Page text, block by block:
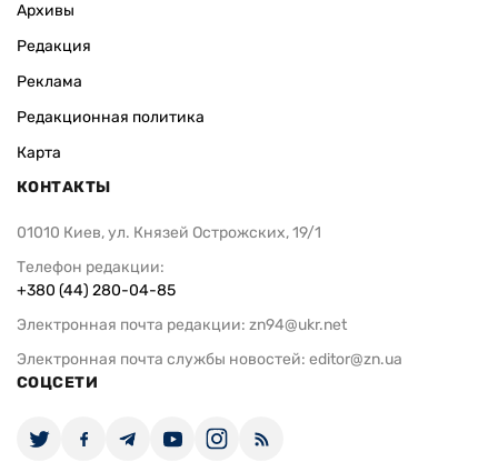
Архивы
Редакция
Реклама
Редакционная политика
Карта
КОНТАКТЫ
01010 Киев, ул. Князей Острожских, 19/1
Телефон редакции:
+380 (44) 280-04-85
Электронная почта редакции: zn94@ukr.net
Электронная почта службы новостей: editor@zn.ua
СОЦСЕТИ